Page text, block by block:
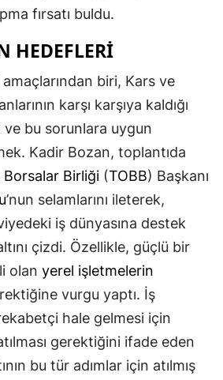
İzmir
Kars
Kastamonu
Kayseri
Kırklareli
Kırşehir
Kocaeli
Konya
Kütahya
Malatya
fırsatı buldu.
HEDEFLERI
biri, Kars ve
karşı karşıya kaldığı
ve bu sorunlara uygun
Kadir Bozan, toplantıda
Birliği (TOBB) Başkanı
’nun selamlarını ileterek,
iş dünyasına destek
çizdi. Özellikle, güçlü bir
olan yerel işletmelerin
vurgu yaptı. İş
hale gelmesi için
gerektiğini ifade eden
bu tür adımlar için atılmış